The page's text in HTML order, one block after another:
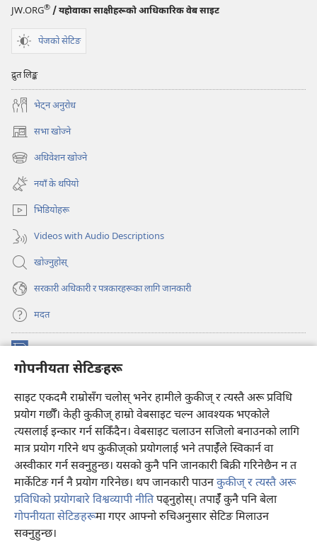
गोपनीयता सेटिङहरू
साइट एकदमै राम्रोसँग चलोस् भनेर हामीले कुकीज् र त्यस्तै अरू प्रविधि
प्रयोग गर्छौँ। केही कुकीज्‌ हाम्रो वेबसाइट चल्न आवश्यक भएकोले
त्यसलाई इन्कार गर्न सकिँदैन। वेबसाइट चलाउन सजिलो बनाउनको लागि
मात्र प्रयोग गरिने थप कुकीज्‌को प्रयोगलाई भने तपाईँले स्विकार्न वा
अस्वीकार गर्न सक्नुहुन्छ। यसको कुनै पनि जानकारी बिक्री गरिनेछैन न त
मार्केटिङ गर्न नै प्रयोग गरिनेछ। थप जानकारी पाउनकुकीज् र त्यस्तै अरू
प्रविधिको प्रयोगबारे विश्वव्यापी नीतिपढ्नुहोस्। तपाईँ कुनै पनि बेला
गोपनीयता सेटिङहरूमा गएर आफ्नो रुचिअनुसार सेटिङ मिलाउन
सक्नुहुन्छ।
JW.ORG® / यहोवाका साक्षीहरूको आधिकारिक वेब साइट
पेजको सेटिङ
द्रुत लिङ्क
भेट्‌न अनुरोध
सभा खोज्ने
(ब्राउजरको
अर्को
ट्याबमा
नयाँ
पृष्ठ
खुल्नेछ)
अधिवेशन खोज्ने
(ब्राउजरको
अर्को
ट्याबमा
नयाँ
पृष्ठ
खुल्नेछ)
नयाँ के थपियो
भिडियोहरू
Videos with Audio Descriptions
खोज्नुहोस्‌
सरकारी अधिकारी र पत्रकारहरूका लागि जानकारी
मदत
(ब्राउजरको
अर्को
नयाँ
पृष्ठ
प्रहरीधरहरा अनलाइन लाइब्रेरी
(ब्राउजरको
अर्को
नयाँ
पृष्ठ
खुल्नेछ)
JW Hub ®
(ब्राउजरको
अर्को
ट्याबमा
नयाँ
पृष्ठ
खुल्नेछ)
JW लाइब्रेरी
Copyright© 2026 Watch Tower Bible and Tract Society of Pennsylvania.